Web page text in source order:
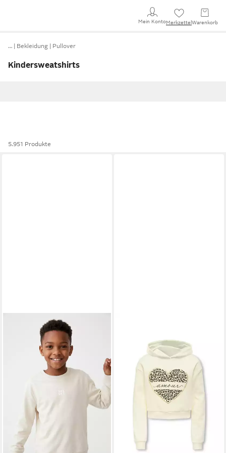
Mein KontoMerkzettel Warenkorb
… Bekleidung Pullover
Kindersweatshirts
5.951 Produkte